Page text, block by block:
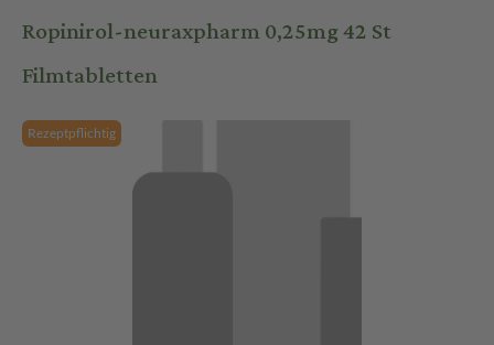
Ropinirol-neuraxpharm 0,25mg 42 St
Filmtabletten
Rezeptpflichtig